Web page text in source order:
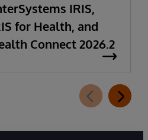
IRIS,
for Health, and
Connect 2026.2